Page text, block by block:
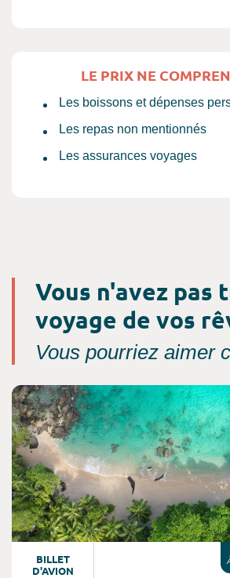
LE PRIX NE
Les boissons et dépenses
Les repas non mentionnés
Les assurances voyages
Vous n'avez pas
voyage de vos
Vous pourriez aimer
BILLET
D'AVION
Consultez l'offre de voyage